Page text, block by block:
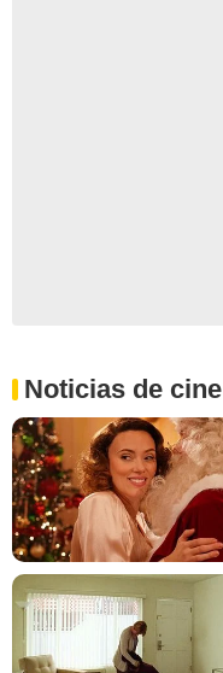
Noticias de cine